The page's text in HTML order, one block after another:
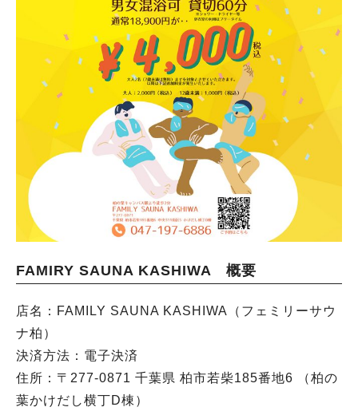
FAMIRY SAUNA KASHIWA 概要
店名：FAMILY SAUNA KASHIWA（フェミリーサウ
ナ柏）
決済方法：電子決済
住所：〒277-0871 千葉県 柏市若柴185番地6 （柏の
葉かけだし横丁D棟）